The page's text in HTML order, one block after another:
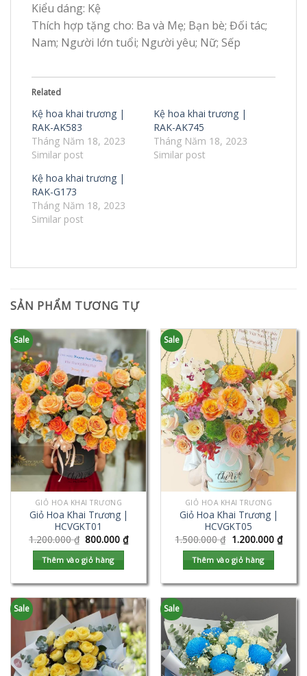
Kiểu dáng: Kệ
Thích hợp tặng cho: Ba và Mẹ; Bạn bè; Đối tác;
Nam; Người lớn tuổi; Người yêu; Nữ; Sếp
Related
Kệ hoa khai trương |
RAK-AK583
Tháng Năm 18, 2023
Similar post
Kệ hoa khai trương |
RAK-AK745
Tháng Năm 18, 2023
Similar post
Kệ hoa khai trương |
RAK-G173
Tháng Năm 18, 2023
Similar post
SẢN PHẨM TƯƠNG TỰ
Sale
GIỎ HOA KHAI TRƯƠNG
Giỏ Hoa Khai Trương |
HCVGKT01
1.200.000₫ 800.000₫
Thêm vào giỏ hàng
Sale
GIỎ HOA KHAI TRƯƠNG
Giỏ Hoa Khai Trương |
HCVGKT05
1.500.000₫ 1.200.000 ₫
Thêm vào giỏ hàng
Sale Sale